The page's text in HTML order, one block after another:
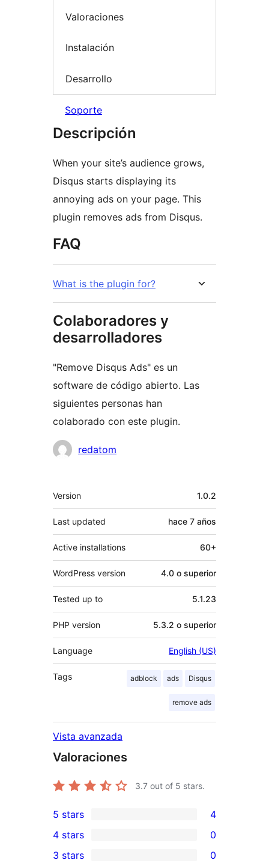
Valoraciones
Instalación
Desarrollo
Soporte
Descripción
When your site’s audience grows,
Disqus starts displaying its
annoying ads on your page. This
plugin removes ads from Disqus.
FAQ
What is the plugin for?
Colaboradores y
desarrolladores
"Remove Disqus Ads" es un
software de código abierto. Las
siguientes personas han
colaborado con este plugin.
Colaboradores
redatom
Meta
Version 1.0.2
Last updated hace 7 años
Active installations 60+
WordPress version 4.0 o superior
Tested up to 5.1.23
PHP version 5.3.2 o superior
Language English (US)
Tags adblock ads Disqus
remove ads
Vista avanzada
Valoraciones
3.7 out of 5 stars.
4
5-
star
5 stars 4
4-
4 stars 0
0
3 stars 0